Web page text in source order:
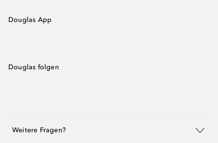
Douglas App
Douglas folgen
Weitere Fragen?